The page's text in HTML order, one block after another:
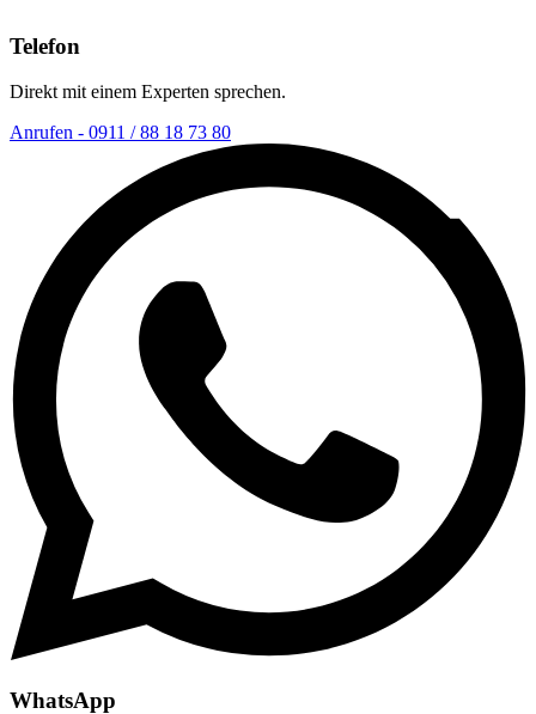
Telefon
Direkt mit einem Experten sprechen.
Anrufen - 0911 / 88 18 73 80
WhatsApp